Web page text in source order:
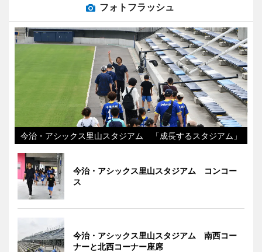
フォトフラッシュ
今治・アシックス里山スタジアム 「成長するスタジアム」
今治・アシックス里山スタジアム コンコー
ス
今治・アシックス里山スタジアム 南西コー
ナーと北西コーナー座席